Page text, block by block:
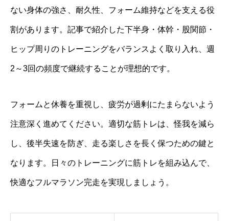
ない身体の強さ、耐久性、フォーム維持などを支える役
割があります。記事で紹介した下半身・体幹・股関節・
ヒップ周りのトレーニングをバランスよく取り入れ、週
2～3回の頻度で継続することが理想的です。
フォームと休養を重視し、疲労が過剰にたまらないよう
注意深く進めてください。適切な筋トレは、怪我を減ら
し、後半失速を防ぎ、走る楽しさを長く保つための鍵と
なります。日々のトレーニングに筋トレを組み込んで、
快適なフルマラソン完走を実現しましょう。